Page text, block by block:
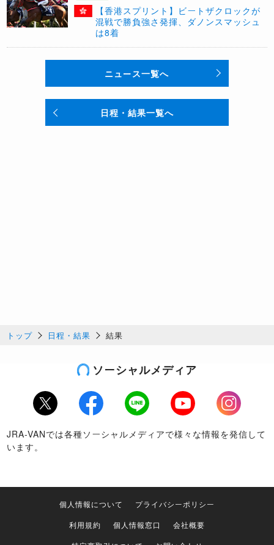
【香港スプリント】ビートザクロックが
混戦で勝負強さ発揮、ダノンスマッシュ
は8着
ニュース一覧へ
日程・結果一覧へ
トップ 日程・結果 結果
ソーシャルメディア
Twitter Facebook LINE Youtube
Instagram
JRA-VANでは各種ソーシャルメディアで様々な情報を発信して
います。
個人情報について
プライバシーポリシー
利用規約
個人情報窓口
会社概要